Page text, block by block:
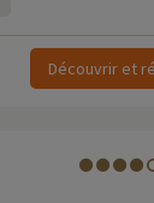
Découvrir et